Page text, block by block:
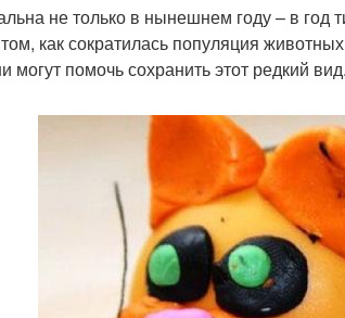
не только в нынешнем году – в
том, как сократилась популяция
могут помочь сохранить этот редкий вид.